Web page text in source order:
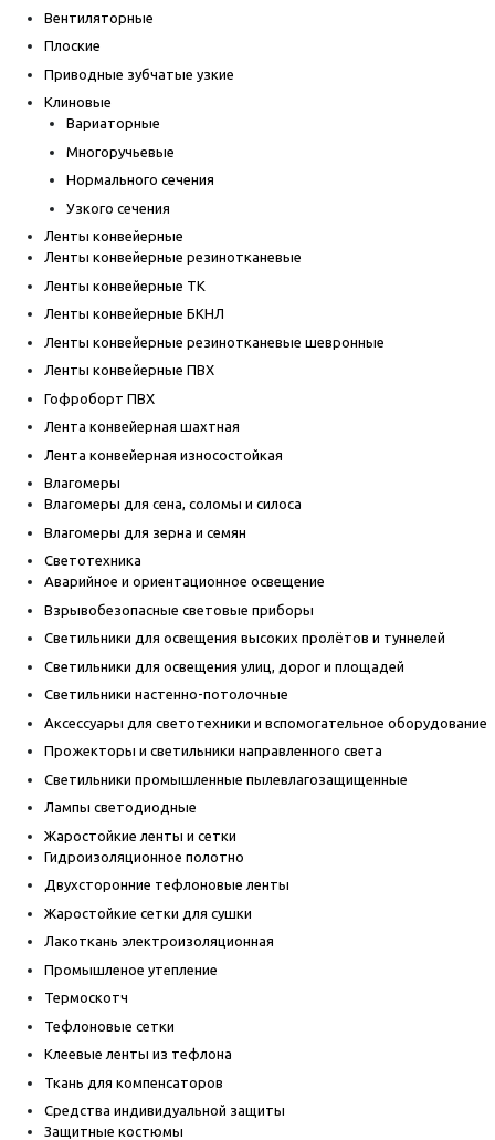
Вентиляторные
Плоские
Приводные зубчатые узкие
Клиновые
Вариаторные
Многоручьевые
Нормального сечения
Узкого сечения
Ленты конвейерные
Ленты конвейерные резинотканевые
Ленты конвейерные ТК
Ленты конвейерные БКНЛ
Ленты конвейерные резинотканевые шевронные
Ленты конвейерные ПВХ
Гофроборт ПВХ
Лента конвейерная шахтная
Лента конвейерная износостойкая
Влагомеры
Влагомеры для сена, соломы и силоса
Влагомеры для зерна и семян
Светотехника
Аварийное и ориентационное освещение
Взрывобезопасные световые приборы
Светильники для освещения высоких пролётов и туннелей
Светильники для освещения улиц, дорог и площадей
Светильники настенно-потолочные
Аксессуары для светотехники и вспомогательное оборудование
Прожекторы и светильники направленного света
Светильники промышленные пылевлагозащищенные
Лампы светодиодные
Жаростойкие ленты и сетки
Гидроизоляционное полотно
Двухсторонние тефлоновые ленты
Жаростойкие сетки для сушки
Лакоткань электроизоляционная
Промышленое утепление
Термоскотч
Тефлоновые сетки
Клеевые ленты из тефлона
Ткань для компенсаторов
Средства индивидуальной защиты
Защитные костюмы